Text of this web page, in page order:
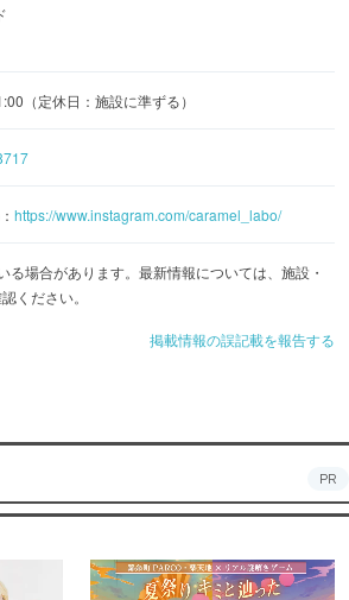
（定休日：施設に準ずる）
https://www.instagram.com/caramel_labo/
る場合があります。最新情報については、施設・
ください。
掲載情報の誤記載を報告する
PR